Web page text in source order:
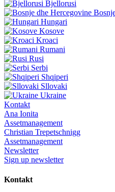
Bjellorusi
Hungari
Kosove
Kroaci
Rumani
Rusi
Serbi
Shqiperi
Sllovaki
Ukraine
Kontakt
Ana Ionita
Assetmanagement
Christian Trepetschnigg
Assetmanagement
Newsletter
Sign up newsletter
Kontakt